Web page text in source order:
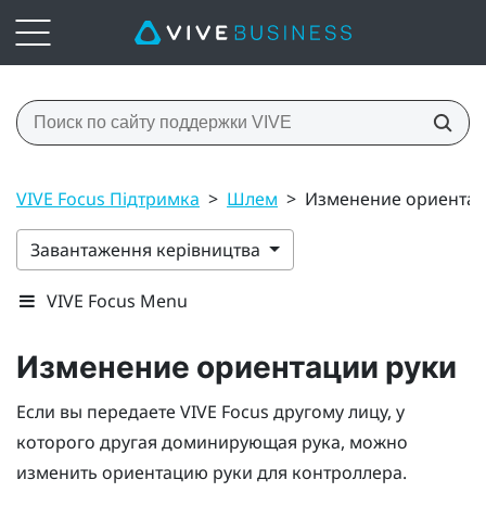
VIVE Focus Підтримка > Шлем > Изменение
Завантаження керівництва
VIVE Focus Menu
Изменение ориентации руки
Если вы передаете VIVE Focus другому лицу, у
которого другая доминирующая рука, можно
изменить ориентацию руки для контроллера.